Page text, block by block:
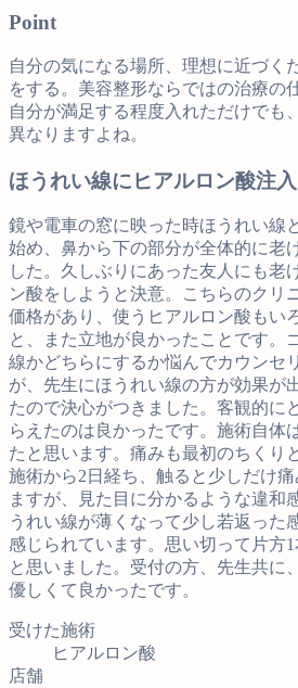
Point
自分の気になる場所、理想に近づく
をする。美容整形ならではの治療の
自分が満足する程度入れただけでも
異なりますよね。
ほうれい線にヒアルロン酸注入
鏡や電車の窓に映った時ほうれい線
始め、鼻から下の部分が全体的に老
した。久しぶりにあった友人にも老
ン酸をしようと決意。こちらのクリ
価格があり、使うヒアルロン酸もい
と、また立地が良かったことです。
線かどちらにするか悩んでカウンセ
が、先生にほうれい線の方が効果が
たので決心がつきました。客観的に
らえたのは良かったです。施術自体
たと思います。痛みも最初のちくり
施術から2日経ち、触ると少しだけ
ますが、見た目に分かるような違和
うれい線が薄くなって少し若返った
感じられています。思い切って片方
と思いました。受付の方、先生共に
優しくて良かったです。
受けた施術
ヒアルロン酸
店舗